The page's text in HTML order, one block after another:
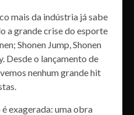
mais da indústria já sabe
a grande crise do esporte
Shonen Jump, Shonen
Desde o lançamento de
nenhum grande hit
exagerada: uma obra